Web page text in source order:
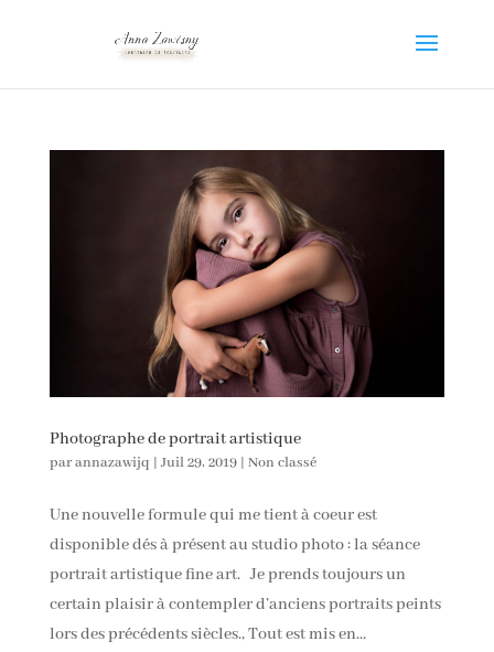
Photographe de portrait artistique
parannazawijq | Juil 29, 2019| Non classé
Une nouvelle formule qui me tient à coeur est
disponible dés à présent au studio photo : la séance
portrait artistique fine art. Je prends toujours un
certain plaisir à contempler d’anciens portraits peints
lors des précédents siècles., Tout est mis en...